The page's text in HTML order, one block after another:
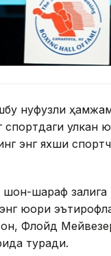
нуфузли
улкан
энг яхши
шараф залига
юқори
Флойд
туради.